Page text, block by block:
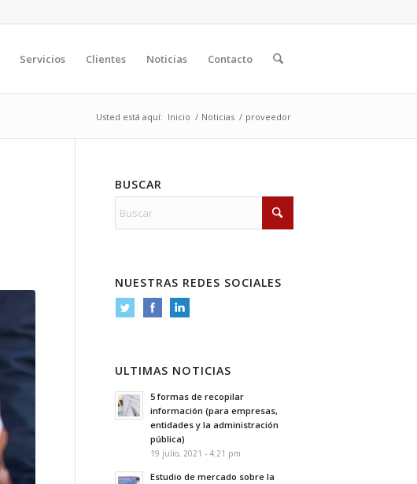
Servicios Clientes Noticias Contacto
Usted está aquí: Inicio / Noticias / proveedor
BUSCAR
NUESTRAS REDES SOCIALES
ULTIMAS NOTICIAS
5 formas de recopilar
información (para empresas,
entidades y la administración
pública)
19 julio, 2021 - 4:21 pm
Estudio de mercado sobre la